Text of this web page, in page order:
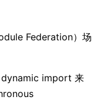
Federation）场
dynamic import 来